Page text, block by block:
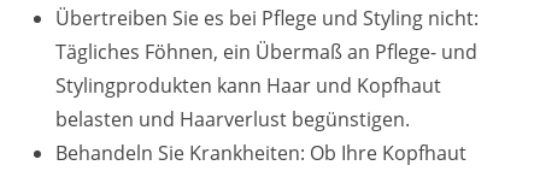
Übertreiben Sie es bei Pflege und Styling nicht:
Tägliches Föhnen, ein Übermaß an Pflege- und
Stylingprodukten kann Haar und Kopfhaut
belasten und Haarverlust begünstigen.
Behandeln Sie Krankheiten: Ob Ihre Kopfhaut